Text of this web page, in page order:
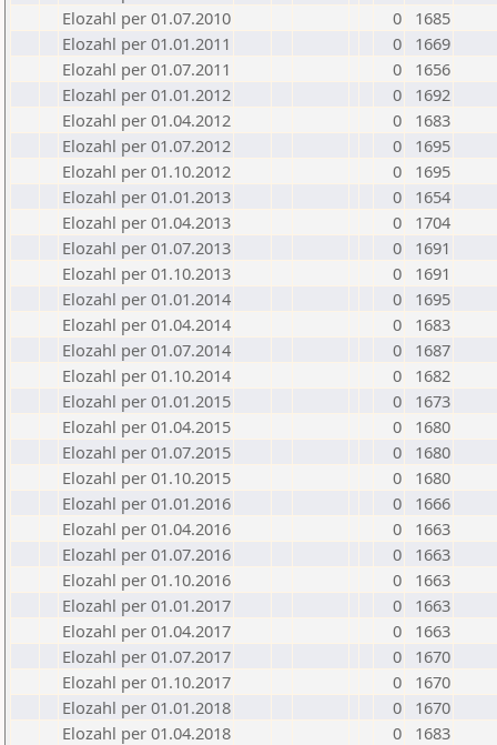
Elozahl per 01.07.2010
0
1685
Elozahl per 01.01.2011
0
1669
Elozahl per 01.07.2011
0
1656
Elozahl per 01.01.2012
0
1692
Elozahl per 01.04.2012
0
1683
Elozahl per 01.07.2012
0
1695
Elozahl per 01.10.2012
0
1695
Elozahl per 01.01.2013
0
1654
Elozahl per 01.04.2013
0
1704
Elozahl per 01.07.2013
0
1691
Elozahl per 01.10.2013
0
1691
Elozahl per 01.01.2014
0
1695
Elozahl per 01.04.2014
0
1683
Elozahl per 01.07.2014
0
1687
Elozahl per 01.10.2014
0
1682
Elozahl per 01.01.2015
0
1673
Elozahl per 01.04.2015
0
1680
Elozahl per 01.07.2015
0
1680
Elozahl per 01.10.2015
0
1680
Elozahl per 01.01.2016
0
1666
Elozahl per 01.04.2016
0
1663
Elozahl per 01.07.2016
0
1663
Elozahl per 01.10.2016
0
1663
Elozahl per 01.01.2017
0
1663
Elozahl per 01.04.2017
0
1663
Elozahl per 01.07.2017
0
1670
Elozahl per 01.10.2017
0
1670
Elozahl per 01.01.2018
0
1670
Elozahl per 01.04.2018
0
1683